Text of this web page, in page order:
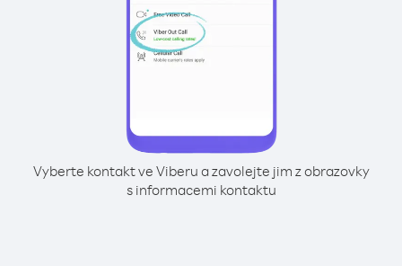
Vyberte kontakt ve Viberu a zavolejte jim z obrazovky
s informacemi kontaktu